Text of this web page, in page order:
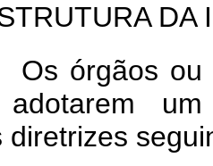
DA
órgãos ou
diretrizes